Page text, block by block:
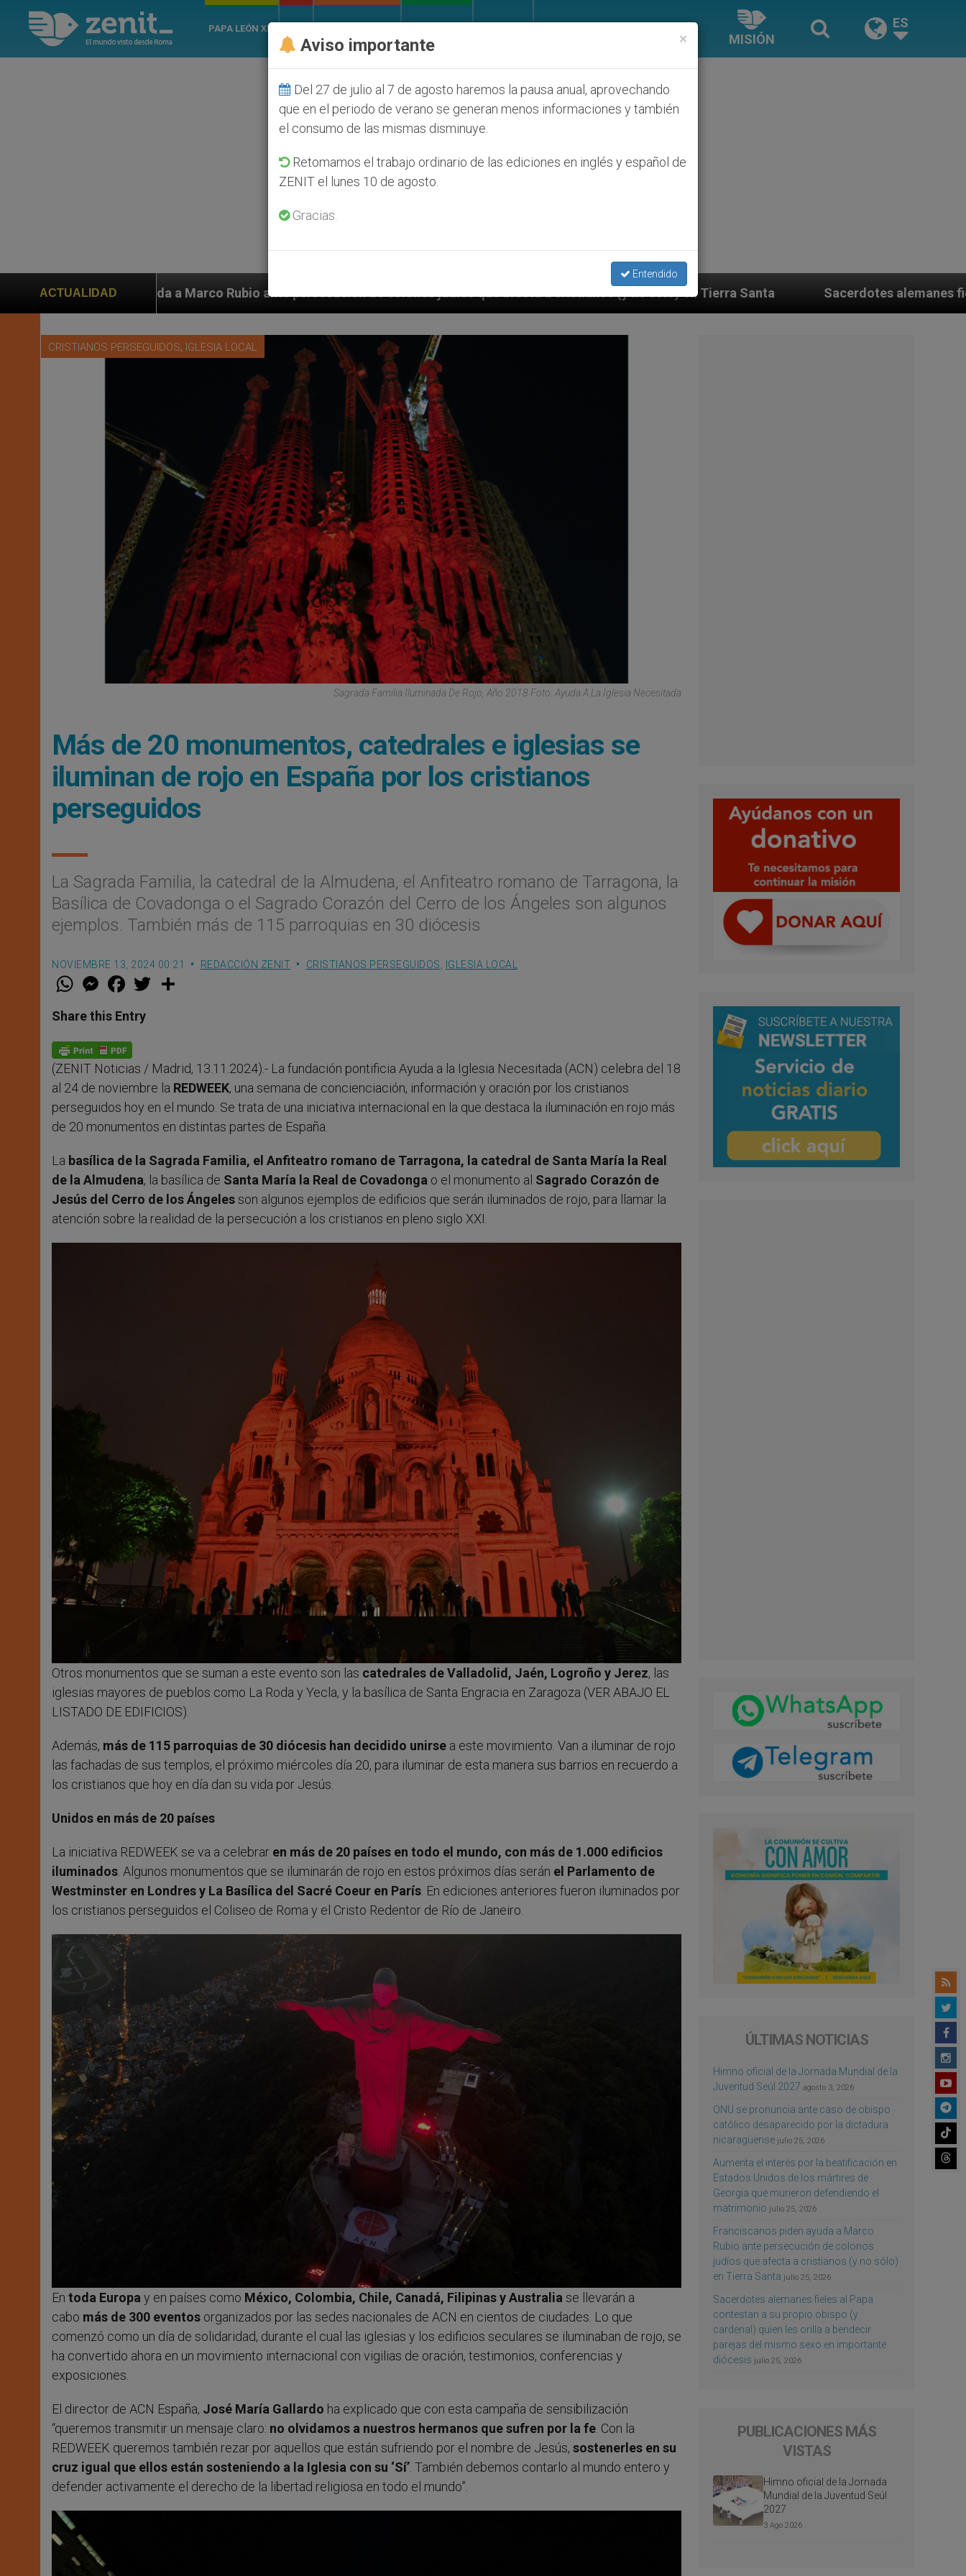
PAPA LEÓN XIV
MISIÓN
ES
ACTUALIDAD
Rubio ante persecución de colonos judíos que afecta a cristianos (y no sólo) en Tierra Santa Sacerdotes alemanes fieles al Papa contestan a su
CRISTIANOS PERSEGUIDOS, IGLESIA LOCAL
Sagrada Familia Iluminada De Rojo, Año 2018 Foto: Ayuda A La Iglesia Necesitada
Más de 20 monumentos, catedrales e iglesias se
iluminan de rojo en España por los cristianos
perseguidos
La Sagrada Familia, la catedral de la Almudena, el Anfiteatro romano de Tarragona, la
Basílica de Covadonga o el Sagrado Corazón del Cerro de los Ángeles son algunos
ejemplos. También más de 115 parroquias en 30 diócesis
NOVIEMBRE 13, 2024 00:21 REDACCIÓN ZENIT CRISTIANOS PERSEGUIDOS IGLESIA LOCAL
W
t
s
p
p
M
e
s
e
g
e
r
F
a
e
b
o
k
w
Share this Entry
(ZENIT Noticias / Madrid, 13.11.2024).- La fundación pontificia Ayuda a la Iglesia Necesitada (ACN) celebra del 18
al 24 de noviembre la REDWEEK, una semana de concienciación, información y oración por los cristianos
perseguidos hoy en el mundo. Se trata de una iniciativa internacional en la que destaca la iluminación en rojo más
de 20 monumentos en distintas partes de España.
La basílica de la Sagrada Familia, el Anfiteatro romano de Tarragona, la catedral de Santa María la Real
de la Almudena, la basílica de Santa María la Real de Covadonga o el monumento al Sagrado Corazón de
Jesús del Cerro de los Ángelesson algunos ejemplos de edificios que serán iluminados de rojo, para llamar la
atención sobre la realidad de la persecución a los cristianos en pleno siglo XXI.
Otros monumentos que se suman a este evento son las catedrales de Valladolid, Jaén, Logroño y Jerez, las
iglesias mayores de pueblos como La Roda y Yecla, y la basílica de Santa Engracia en Zaragoza (VER ABAJO EL
LISTADO DE EDIFICIOS).
Además, más de 115 parroquias de 30 diócesis han decidido unirse a este movimiento. Van a iluminar de rojo
las fachadas de sus templos, el próximo miércoles día 20, para iluminar de esta manera sus barrios en recuerdo a
los cristianos que hoy en día dan su vida por Jesús.
Unidos en más de 20 países
La iniciativa REDWEEK se va a celebrar en más de 20 países en todo el mundo, con más de 1.000 edificios
iluminados . Algunos monumentos que se iluminarán de rojo en estos próximos días serán el Parlamento de
Westminster en Londres y La Basílica del Sacré Coeur en París . En ediciones anteriores fueron iluminados por
los cristianos perseguidos el Coliseo de Roma y el Cristo Redentor de Río de Janeiro.
En toda Europay en países como México, Colombia, Chile, Canadá, Filipinas y Australiase llevarán a
cabo más de 300 eventos organizados por las sedes nacionales de ACN en cientos de ciudades. Lo que
comenzó como un día de solidaridad, durante el cual las iglesias y los edificios seculares se iluminaban de rojo, se
ha convertido ahora en un movimiento internacional con vigilias de oración, testimonios, conferencias y
exposiciones.
El director de ACN España, José María Gallardo ha explicado que con esta campaña de sensibilización
“queremos transmitir un mensaje claro: no olvidamos a nuestros hermanos que sufren por la fe. Con la
REDWEEK queremos también rezar por aquellos que están sufriendo por el nombre de Jesús, sostenerles en su
cruz igual que ellos están sosteniendo a la Iglesia con su ‘Sí’. También debemos contarlo al mundo entero y
defender activamente el derecho de la libertad religiosa en todo el mundo”.
ÚLTIMAS NOTICIAS
Himno oficial de la Jornada Mundial de la
Juventud Seúl 2027 agosto 3, 2026
ONU se pronuncia ante caso de obispo
católico desaparecido por la dictadura
nicaragüense julio 25, 2026
Aumenta el interés por la beatificación en
Estados Unidos de los mártires de
Georgia que murieron defendiendo el
matrimonio julio 25, 2026
Franciscanos piden ayuda a Marco
Rubio ante persecución de colonos
judíos que afecta a cristianos (y no sólo)
en Tierra Santa julio 25, 2026
Sacerdotes alemanes fieles al Papa
contestan a su propio obispo (y
cardenal) quien les orilla a bendecir
parejas del mismo sexo en importante
diócesis julio 25, 2026
PUBLICACIONES MÁS
VISTAS
Himno oficial de la Jornada
Mundial de la Juventud Seúl
2027
3 Ago 2026
×
Aviso importante
Del 27 de julio al 7 de agosto haremos la pausa anual, aprovechando
que en el periodo de verano se generan menos informaciones y también
el consumo de las mismas disminuye.
Retomamos el trabajo ordinario de las ediciones en inglés y español de
ZENIT el lunes 10 de agosto.
Gracias.
Entendido